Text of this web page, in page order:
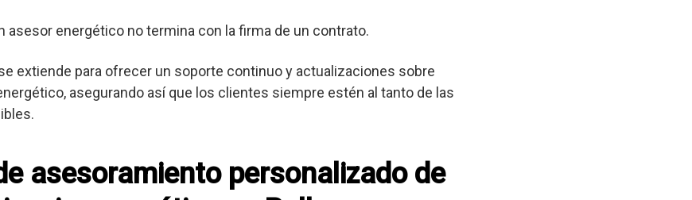
asesor energético no termina con la firma de un contrato.
extiende para ofrecer un soporte continuo y actualizaciones sobre
asegurando así que los clientes siempre estén al tanto de las
asesoramiento personalizado de